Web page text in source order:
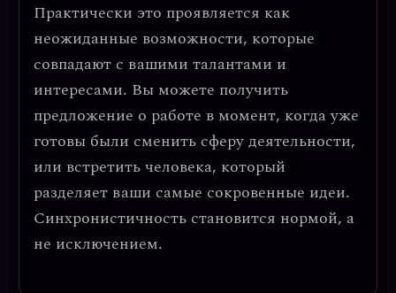
Практически это проявляется как
неожиданные возможности, которые
совпадают с вашими талантами и
интересами. Вы можете получить
предложение о работе в момент, когда уже
готовы были сменить сферу деятельности,
или встретить человека, который
разделяет ваши самые сокровенные идеи.
Синхронистичность становится нормой, а
не исключением.